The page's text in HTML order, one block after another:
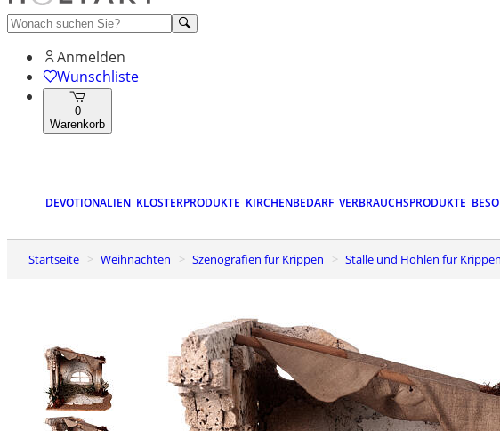
Anmelden
Wunschliste
0
Warenkorb
DEVOTIONALIEN KLOSTERPRODUKTE KIRCHENBEDARF VERBRAUCHSPRODUKTE
Startseite Weihnachten Szenografien für Krippen Ställe und Höhlen für Krippen